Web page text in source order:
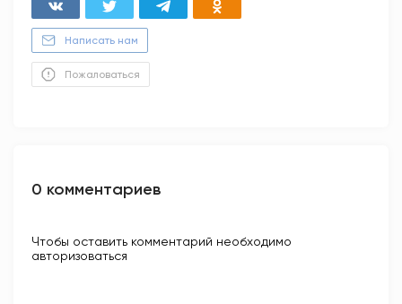
Написать нам
Пожаловаться
0 комментариев
Чтобы оставить комментарий необходимо
авторизоваться